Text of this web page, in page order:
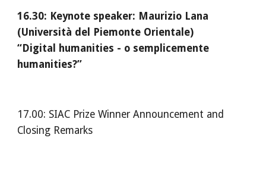
16.30: Keynote speaker: Maurizio Lana
(Università del Piemonte Orientale)
“Digital humanities - o semplicemente
humanities?”
17.00: SIAC Prize Winner Announcement and
Closing Remarks